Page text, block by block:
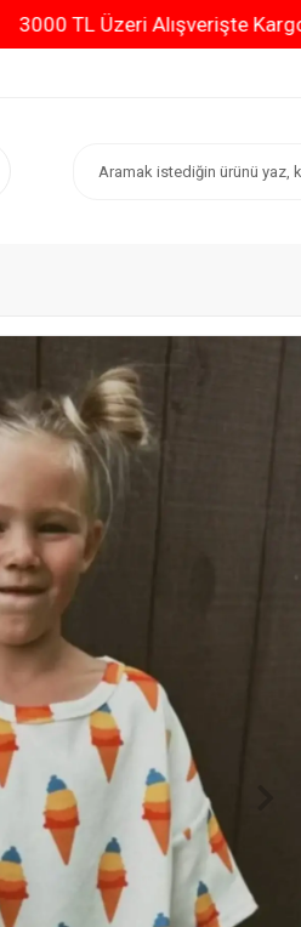
3000 TL Üzeri